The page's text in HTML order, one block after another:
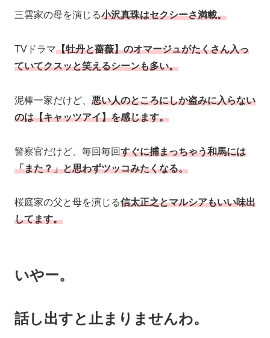
三雲家の母を演じる小沢真珠はセクシーさ満載。
TVドラマ【牡丹と薔薇】のオマージュがたくさん入っ
ていてクスッと笑えるシーンも多い。
泥棒一家だけど、 悪い人のところにしか盗みに入らない
のは【キャッツアイ】を感じます。
警察官だけど、毎回毎回すぐに捕まっちゃう和馬には
「また？」と思わずツッコみたくなる。
桜庭家の父と母を演じる信太正之とマルシアもいい味出
してます。
いやー。
話し出すと止まりませんわ。